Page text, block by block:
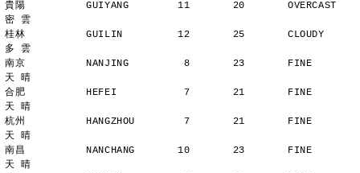
貴陽          GUIYANG        11       20       OVERCAST
密 雲
桂林          GUILIN         12       25       CLOUDY
多 雲
南京          NANJING         8       23       FINE
天 晴
合肥          HEFEI           7       21       FINE
天 晴
杭州          HANGZHOU        7       21       FINE
天 晴
南昌          NANCHANG       10       23       FINE
天 晴